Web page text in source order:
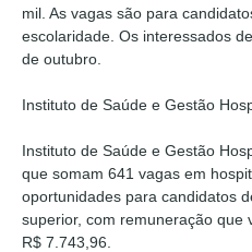
mil. As vagas são para
escolaridade. Os interessados
de outubro.
Instituto de Saúde e Gestão
Instituto de Saúde e Gestão
que somam 641 vagas em
oportunidades para candidatos
superior, com remuneração que
R$ 7.743,96.